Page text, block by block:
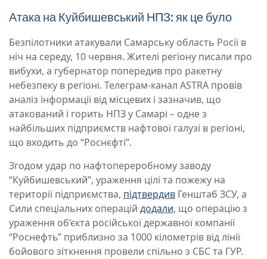
Атака на Куйбишевський НПЗ: як це було
Безпілотники атакували Самарську область Росії в
ніч на середу, 10 червня. Жителі регіону писали про
вибухи, а губернатор попередив про ракетну
небезпеку в регіоні. Телеграм-канал ASTRA провів
аналіз інформації від місцевих і зазначив, що
атакований і горить НПЗ у Самарі – одне з
найбільших підприємств нафтової галузі в регіоні,
що входить до “Роснєфті”.
Згодом удар по нафтопереробному заводу
“Куйбишевський”, ураження цілі та пожежу на
території підприємства, підтвердив Генштаб ЗСУ, а
Сили спеціальних операцій додали, що операцію з
ураження об’єкта російської державної компанії
“Роснефть” приблизно за 1000 кілометрів від лінії
бойового зіткнення провели спільно з СБС та ГУР.